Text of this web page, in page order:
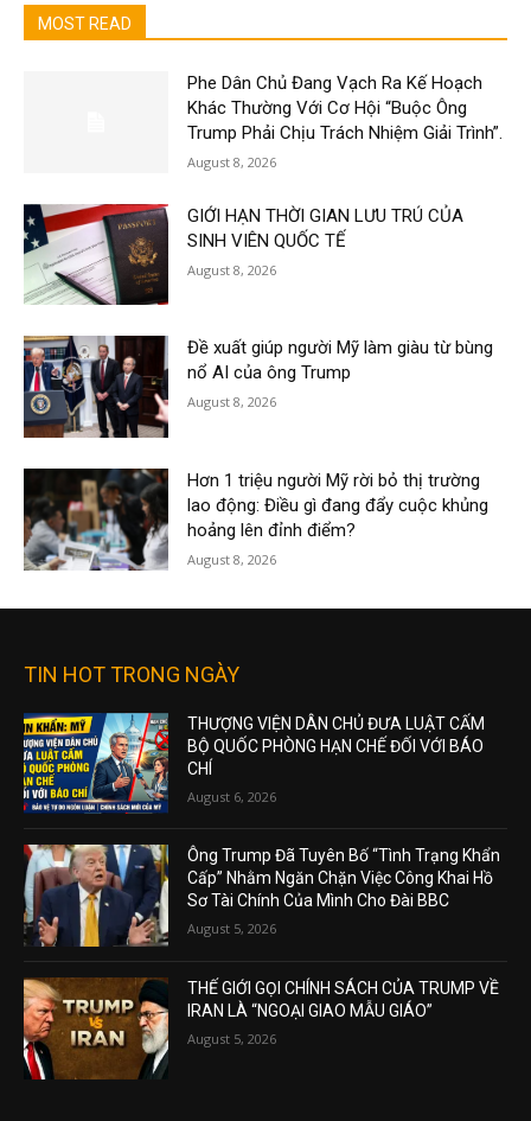
MOST READ
Phe Dân Chủ Đang Vạch Ra Kế Hoạch
Khác Thường Với Cơ Hội “Buộc Ông
Trump Phải Chịu Trách Nhiệm Giải Trình”.
August 8, 2026
GIỚI HẠN THỜI GIAN LƯU TRÚ CỦA
SINH VIÊN QUỐC TẾ
August 8, 2026
Đề xuất giúp người Mỹ làm giàu từ bùng
nổ AI của ông Trump
August 8, 2026
Hơn 1 triệu người Mỹ rời bỏ thị trường
lao động: Điều gì đang đẩy cuộc khủng
hoảng lên đỉnh điểm?
August 8, 2026
TIN HOT TRONG NGÀY
THƯỢNG VIỆN DÂN CHỦ ĐƯA LUẬT CẤM
BỘ QUỐC PHÒNG HẠN CHẾ ĐỐI VỚI BÁO
CHÍ
August 6, 2026
Ông Trump Đã Tuyên Bố “Tình Trạng Khẩn
Cấp” Nhằm Ngăn Chặn Việc Công Khai Hồ
Sơ Tài Chính Của Mình Cho Đài BBC
August 5, 2026
THẾ GIỚI GỌI CHÍNH SÁCH CỦA TRUMP VỀ
IRAN LÀ “NGOẠI GIAO MẪU GIÁO”
August 5, 2026